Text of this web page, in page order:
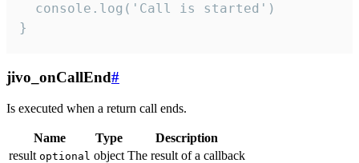
  console.log('Call is started')
}
jivo_onCallEnd#
Is executed when a return call ends.
Name Type
Description
result optional object The result of a callback